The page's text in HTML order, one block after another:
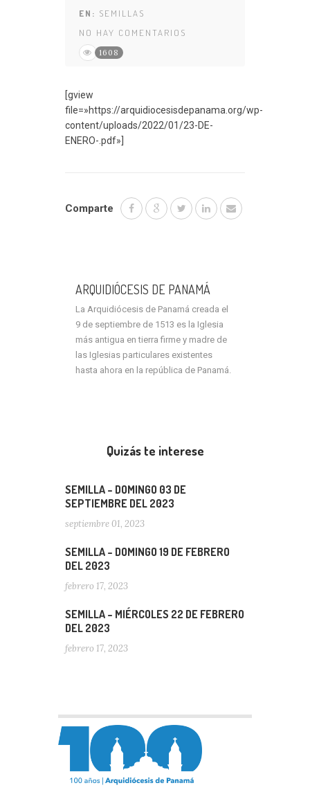
EN: SEMILLAS
NO HAY COMENTARIOS
1608
[gview
file=»https://arquidiocesisdepanama.org/wp-
content/uploads/2022/01/23-DE-
ENERO-.pdf»]
Comparte
ARQUIDIÓCESIS DE PANAMÁ
La Arquidiócesis de Panamá creada el
9 de septiembre de 1513 es la Iglesia
más antigua en tierra firme y madre de
las Iglesias particulares existentes
hasta ahora en la república de Panamá.
Quizás te interese
SEMILLA – DOMINGO 03 DE
SEPTIEMBRE DEL 2023
septiembre 01, 2023
SEMILLA – DOMINGO 19 DE FEBRERO
DEL 2023
febrero 17, 2023
SEMILLA – MIÉRCOLES 22 DE FEBRERO
DEL 2023
febrero 17, 2023